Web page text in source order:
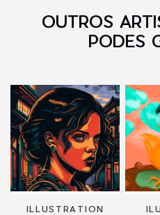
OUTROS
PODES
ILLUSTRATION